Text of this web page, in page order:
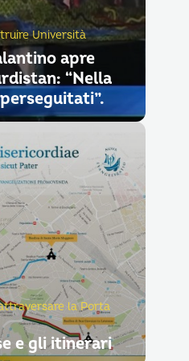
Università
apre
“Nella
la Porta
e gli itinerari